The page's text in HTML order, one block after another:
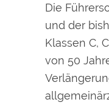
Die
und der
Klassen C,
von 50